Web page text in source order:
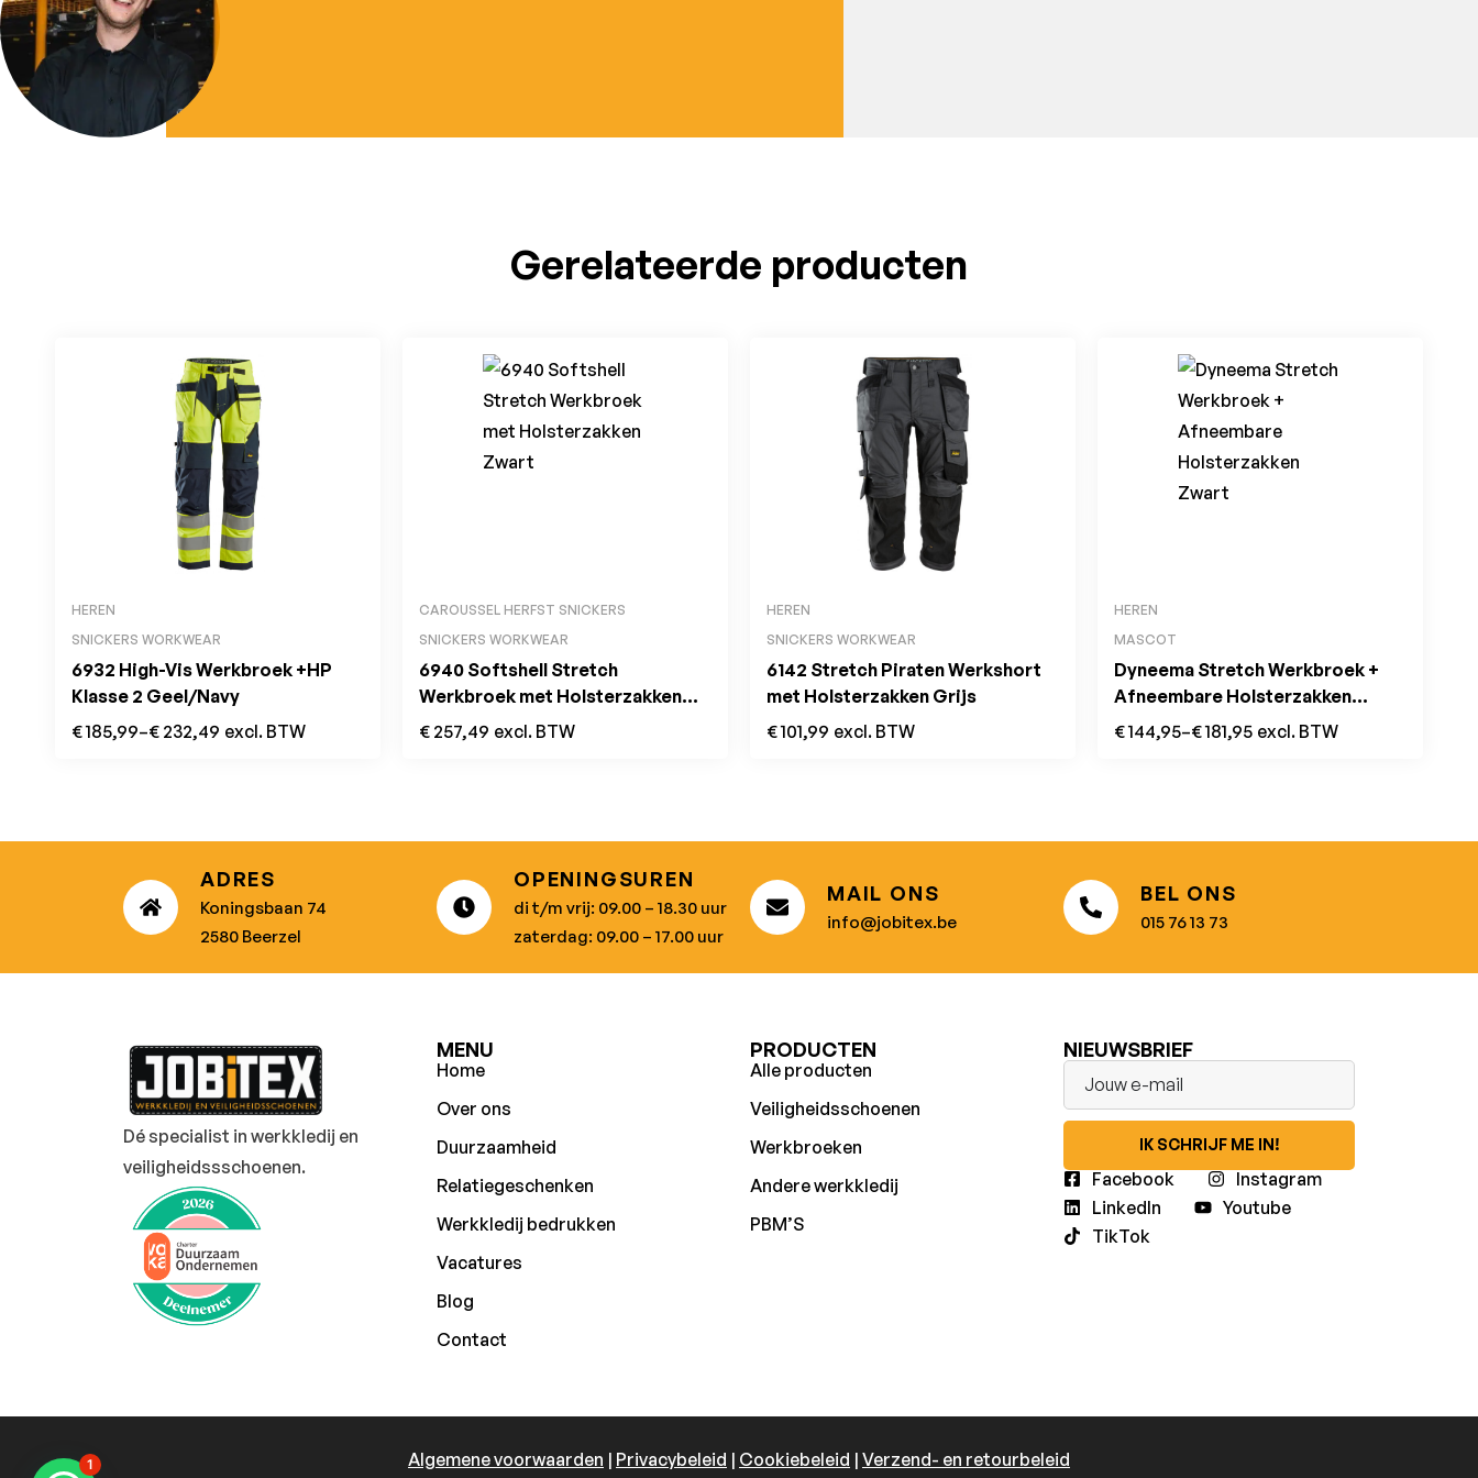
Gerelateerde producten
HEREN
SNICKERS WORKWEAR
6932 High-Vis Werkbroek +HP
Klasse 2 Geel/Navy
€185,99–€ 232,49 excl. BTW
CAROUSSEL HERFST SNICKERS
SNICKERS WORKWEAR
6940 Softshell Stretch
Werkbroek met Holsterzakken
Zwart
€ 257,49 excl. BTW
HEREN
SNICKERS WORKWEAR
6142 Stretch Piraten Werkshort
met Holsterzakken Grijs
€101,99 excl. BTW
HEREN
MASCOT
Dyneema Stretch Werkbroek +
Afneembare Holsterzakken
Zwart
€144,95–€181,95 excl. BTW
ADRES
Koningsbaan 74
2580 Beerzel
OPENINGSUREN
di t/m vrij: 09.00 – 18.30 uur
zaterdag: 09.00 – 17.00 uur
MAIL ONS
info@jobitex.be
BEL ONS
015 76 13 73
Dé specialist in werkkledij en
veiligheidssschoenen.
MENU
Home
Over ons
Duurzaamheid
Relatiegeschenken
Werkkledij bedrukken
Vacatures
Blog
Contact
PRODUCTEN
Alle producten
Veiligheidsschoenen
Werkbroeken
Andere werkkledij
PBM’S
NIEUWSBRIEF
IK SCHRIJF ME IN!
Facebook
Instagram
LinkedIn
Youtube
TikTok
Algemene voorwaarden | Privacybeleid | Cookiebeleid | Verzend- en retourbeleid
1